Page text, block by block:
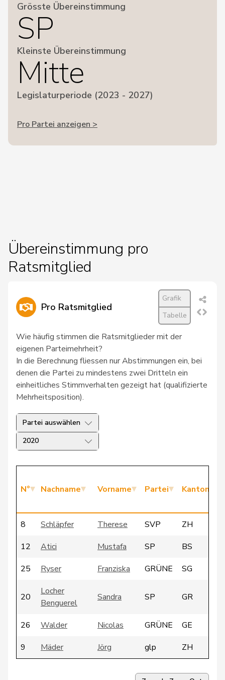
Grösste Übereinstimmung
SP
Kleinste Übereinstimmung
Mitte
Legislaturperiode (2023 - 2027)
Pro Partei anzeigen >
Übereinstimmung pro
Ratsmitglied
Pro Ratsmitglied
Grafik
Tabelle
Wie häufig stimmen die Ratsmitglieder mit der
eigenen Parteimehrheit?
In die Berechnung fliessen nur Abstimmungen ein, bei
denen die Partei zu mindestens zwei Dritteln ein
einheitliches Stimmverhalten gezeigt hat (qualifizierte
Mehrheitsposition).
Partei auswählen
2020
N° Nachname Vorname Partei Kanton
8 Schläpfer Therese SVP
ZH
12
Atici Mustafa SP
BS
25
Ryser Franziska GRÜNE SG
20
Locher
Benguerel
Sandra SP GR
26 Walder Nicolas GRÜNE
GE
9
Mäder Jörg glp
ZH